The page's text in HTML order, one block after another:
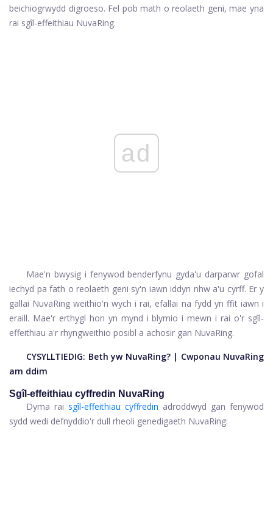
beichiogrwydd digroeso. Fel pob math o reolaeth geni, mae yna
rai sgîl-effeithiau NuvaRing.
ad
Mae'n bwysig i fenywod benderfynu gyda'u darparwr gofal
iechyd pa fath o reolaeth geni sy'n iawn iddyn nhw a'u cyrff. Er y
gallai NuvaRing weithio'n wych i rai, efallai na fydd yn ffit iawn i
eraill. Mae'r erthygl hon yn mynd i blymio i mewn i rai o'r sgîl-
effeithiau a'r rhyngweithio posibl a achosir gan NuvaRing.
CYSYLLTIEDIG: Beth yw NuvaRing? | Cwponau NuvaRing
am ddim
Sgîl-effeithiau cyffredin NuvaRing
Dyma rai sgîl-effeithiau cyffredin adroddwyd gan fenywod
sydd wedi defnyddio'r dull rheoli genedigaeth NuvaRing: